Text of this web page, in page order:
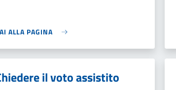
ALLA PAGINA
il voto assistito